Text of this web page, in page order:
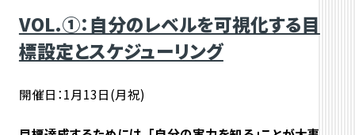
VOL.①：自分のレベルを可視化する目
標設定とスケジューリング
開催日：1月13日(月祝)